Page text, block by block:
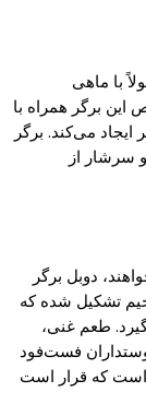
با ماهی
برگر همراه با
ایجاد می‌کند. برگر
سرشار از
دوبل برگر
تشکیل شدهکه
طعم غنی،
فست‌فود
استکه قرار است